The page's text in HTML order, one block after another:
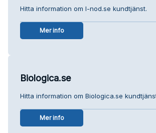
Hitta information om I-nod.se kundtjänst.
Mer info
Biologica.se
Hitta information om Biologica.se
Mer info